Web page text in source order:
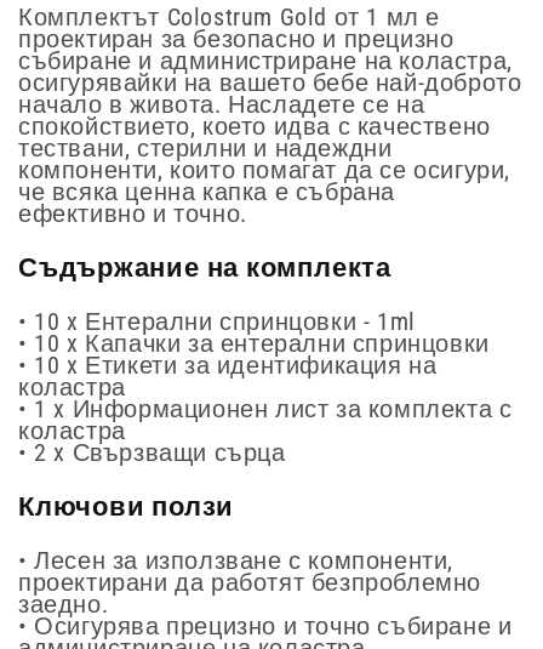
Комплектът Colostrum Gold от 1 мл е
проектиран за безопасно и прецизно
събиране и администриране на коластра,
осигурявайки на вашето бебе най-доброто
начало в живота. Насладете се на
спокойствието, което идва с качествено
тествани, стерилни и надеждни
компоненти, които помагат да се осигури,
че всяка ценна капка е събрана
ефективно и точно.
Съдържание на комплекта
• 10 x Ентерални спринцовки - 1ml
• 10 x Капачки за ентерални спринцовки
• 10 x Етикети за идентификация на
коластра
• 1 x Информационен лист за комплекта с
коластра
• 2 x Свързващи сърца
Ключови ползи
• Лесен за използване с компоненти,
проектирани да работят безпроблемно
заедно.
• Осигурява прецизно и точно събиране и